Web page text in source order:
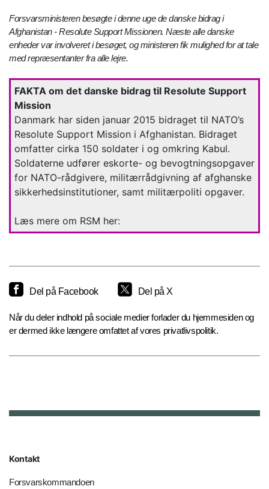
Forsvarsministeren besøgte i denne uge de danske bidrag i
Afghanistan - Resolute Support Missionen. Næste alle danske
enheder var involveret i besøget, og ministeren fik mulighed for at tale
med repræsentanter fra alle lejre.
FAKTA om det danske bidrag til Resolute Support
Mission
Danmark har siden januar 2015 bidraget til NATO’s
Resolute Support Mission i Afghanistan. Bidraget
omfatter cirka 150 soldater i og omkring Kabul.
Soldaterne udfører eskorte- og bevogtningsopgaver
for NATO-rådgivere, militærrådgivning af afghanske
sikkerhedsinstitutioner, samt militærpoliti opgaver.
Læs mere om RSM her:
Del på Facebook Del på X
Når du deler indhold på sociale medier forlader du hjemmesiden og
er dermed ikke længere omfattet af vores privatlivspolitik.
Kontakt
Forsvarskommandoen